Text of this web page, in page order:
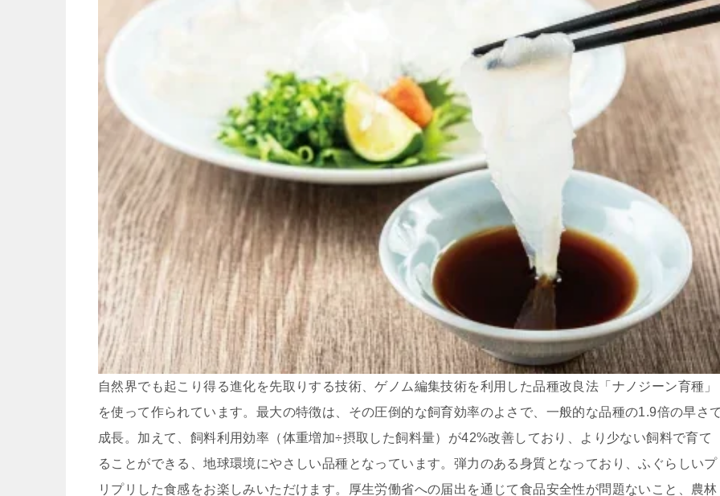
⾃然界でも起こり得る進化を先取りする技術、ゲノム編集技術を利⽤した品種改良法「ナノジーン育種」
を使って作られています。最⼤の特徴は、その圧倒的な飼育効率のよさで、⼀般的な品種の1.9倍の早さ
成⻑。加えて、飼料利⽤効率（体重増加÷摂取した飼料量）が42%改善しており、より少ない飼料で育て
ることができる、地球環境にやさしい品種となっています。弾⼒のある⾝質となっており、ふぐらしいプ
リプリした⾷感をお楽しみいただけます。厚⽣労働省への届出を通じて⾷品安全性が問題ないこと、農林